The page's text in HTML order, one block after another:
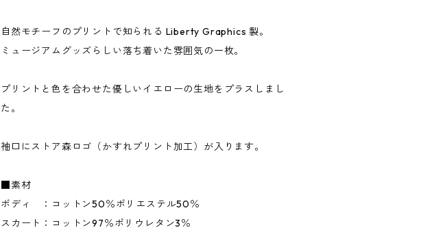
自然モチーフのプリントで知られる Liberty Graphics 製。
ミュージアムグッズらしい落ち着いた雰囲気の一枚。
プリントと色を合わせた優しいイエローの生地をプラスしまし
た。
袖口にストア森ロゴ（かすれプリント加工）が入ります。
■素材
ボディ ：コットン50％ポリエステル50％
スカート：コットン97％ポリウレタン3％